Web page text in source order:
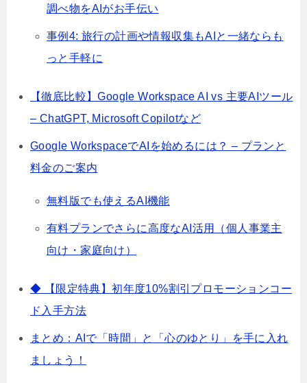
調べ物をAIがお手伝い
事例4: 旅行の計画や情報収集もAIと一緒ならも
っと手軽に
【徹底比較】Google Workspace AI vs 主要AIツール
– ChatGPT, Microsoft Copilotなど
Google WorkspaceでAIを始めるには？ – プランと
料金のご案内
無料版でも使えるAI機能
有料プランでさらに高度なAI活用（個人事業主
向け・家庭向け）
◆ 【限定特典】初年度10%割引プロモーションコー
ド入手方法
まとめ：AIで「時間」と「心のゆとり」を手に入れ
ましょう！